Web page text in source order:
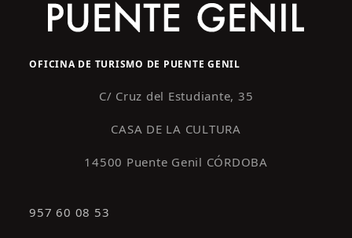
OFICINA DE TURISMO DE PUENTE GENIL
C/ Cruz del Estudiante, 35
CASA DE LA CULTURA
14500 Puente Genil CÓRDOBA
957 60 08 53